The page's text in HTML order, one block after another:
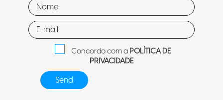
Concordo com aPOLÍTICA DE
PRIVACIDADE